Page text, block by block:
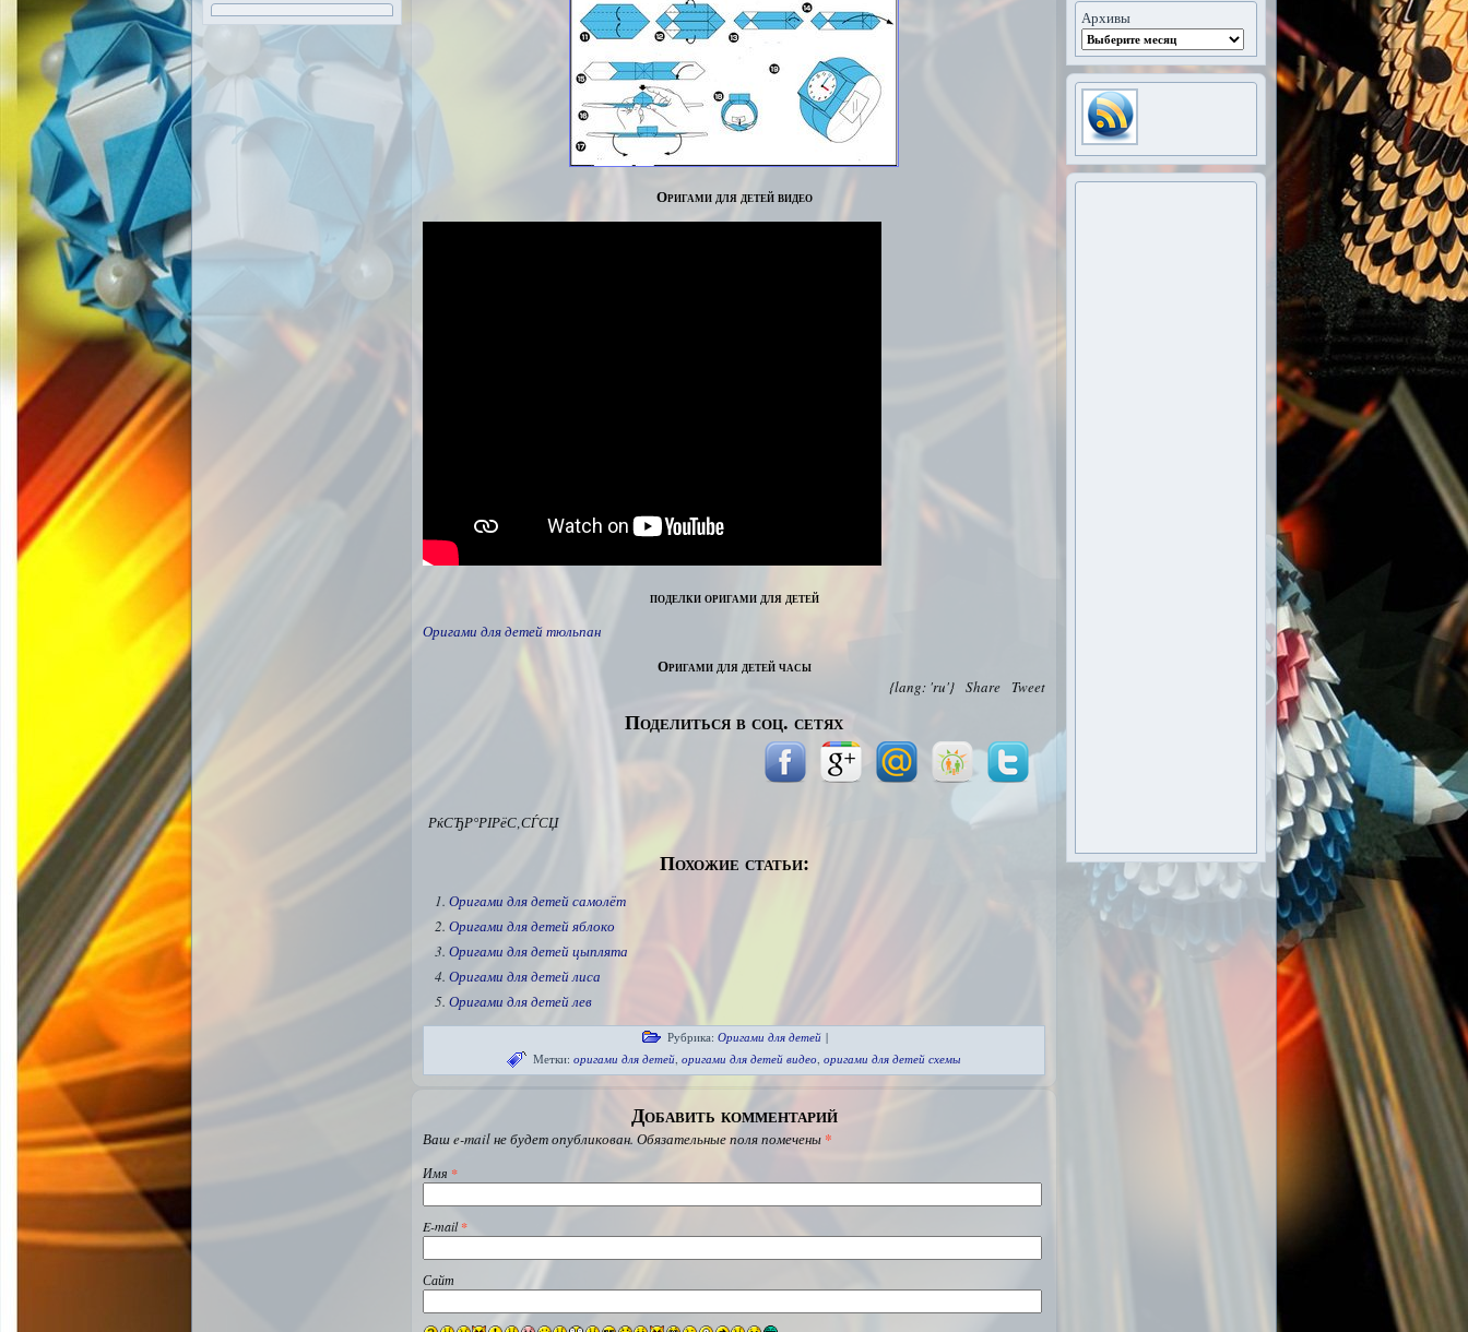
Оригами для детей видео
поделки оригами для детей
Оригами для детей тюльпан
Оригами для детей часы
Tweet
Share
{lang: 'ru'}
Поделиться в соц. сетях
РќСЂР°РІРёС‚СЃСЏ
Похожие статьи:
Оригами для детей самолёт
Оригами для детей яблоко
Оригами для детей цыплята
Оригами для детей лиса
Оригами для детей лев
Рубрика: Оригами для детей |
Метки: оригами для детей, оригами для детей видео, оригами для детей схемы
Добавить комментарий
Ваш e-mail не будет опубликован.Обязательные поля помечены *
Имя *
E-mail*
Сайт
Архивы